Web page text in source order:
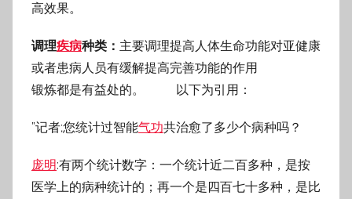
高效果。
调理疾病种类： 主要调理提高人体生命功能对亚健康
或者患病人员有缓解提高完善功能的作用
锻炼都是有益处的。 以下为引用：
”记者;您统计过智能气功共治愈了多少个病种吗？
庞明:有两个统计数字：一个统计近二百多种，是按
医学上的病种统计的；再一个是四百七十多种，是比